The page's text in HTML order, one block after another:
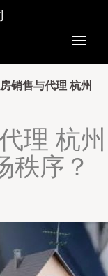
销售与代理 杭州
理 杭州
秩序？